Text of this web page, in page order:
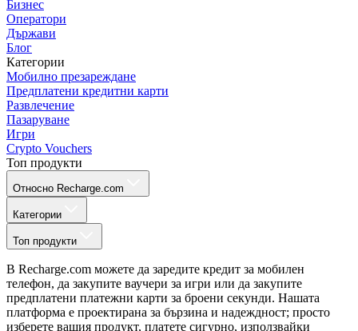
Бизнес
Оператори
Държави
Блог
Категории
Мобилно презареждане
Предплатени кредитни карти
Развлечение
Пазаруване
Игри
Crypto Vouchers
Топ продукти
Относно Recharge.com
Категории
Топ продукти
В Recharge.com можете да заредите кредит за мобилен
телефон, да закупите ваучери за игри или да закупите
предплатени платежни карти за броени секунди. Нашата
платформа е проектирана за бързина и надеждност; просто
изберете вашия продукт, платете сигурно, използвайки